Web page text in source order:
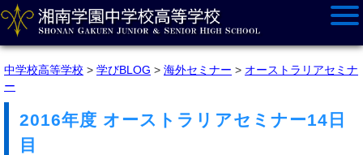
中学校高等学校 > 学びBLOG > 海外セミナー > オーストラリアセミナ
ー
2016年度 オーストラリアセミナー14日
目